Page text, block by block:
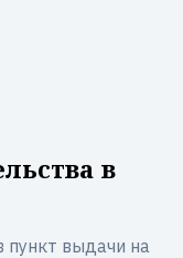
в
пункт выдачи на